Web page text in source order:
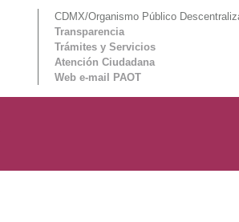
CDMX/Organismo Público
Transparencia
Trámites y Servicios
Atención Ciudadana
Web e-mail PAOT